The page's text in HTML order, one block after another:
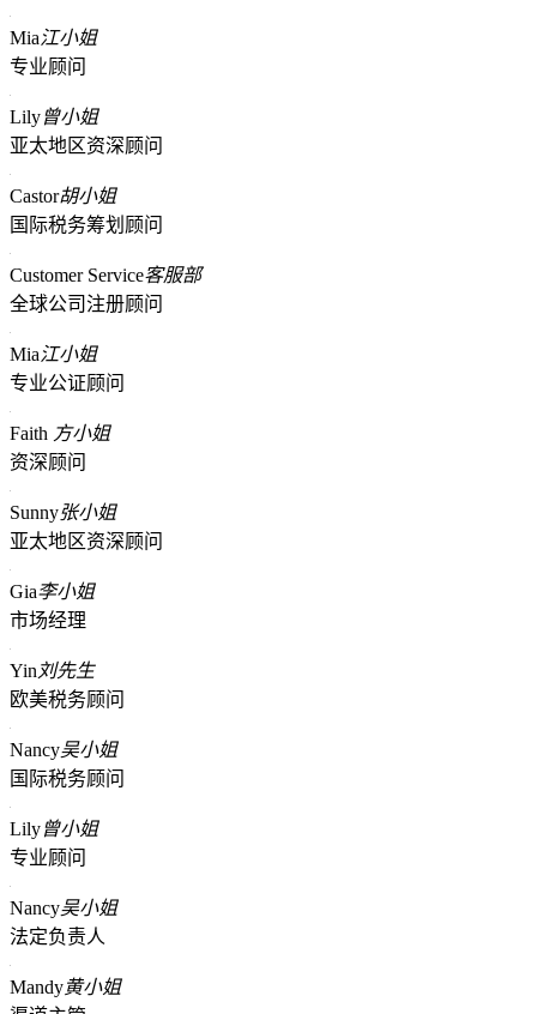
Mia江小姐
专业顾问
Lily曾小姐
亚太地区资深顾问
Castor胡小姐
国际税务筹划顾问
Customer Service客服部
全球公司注册顾问
Mia江小姐
专业公证顾问
Faith 方小姐
资深顾问
Sunny张小姐
亚太地区资深顾问
Gia李小姐
市场经理
Yin 刘先生
欧美税务顾问
Nancy吴小姐
国际税务顾问
Lily曾小姐
专业顾问
Nancy吴小姐
法定负责人
Mandy黄小姐